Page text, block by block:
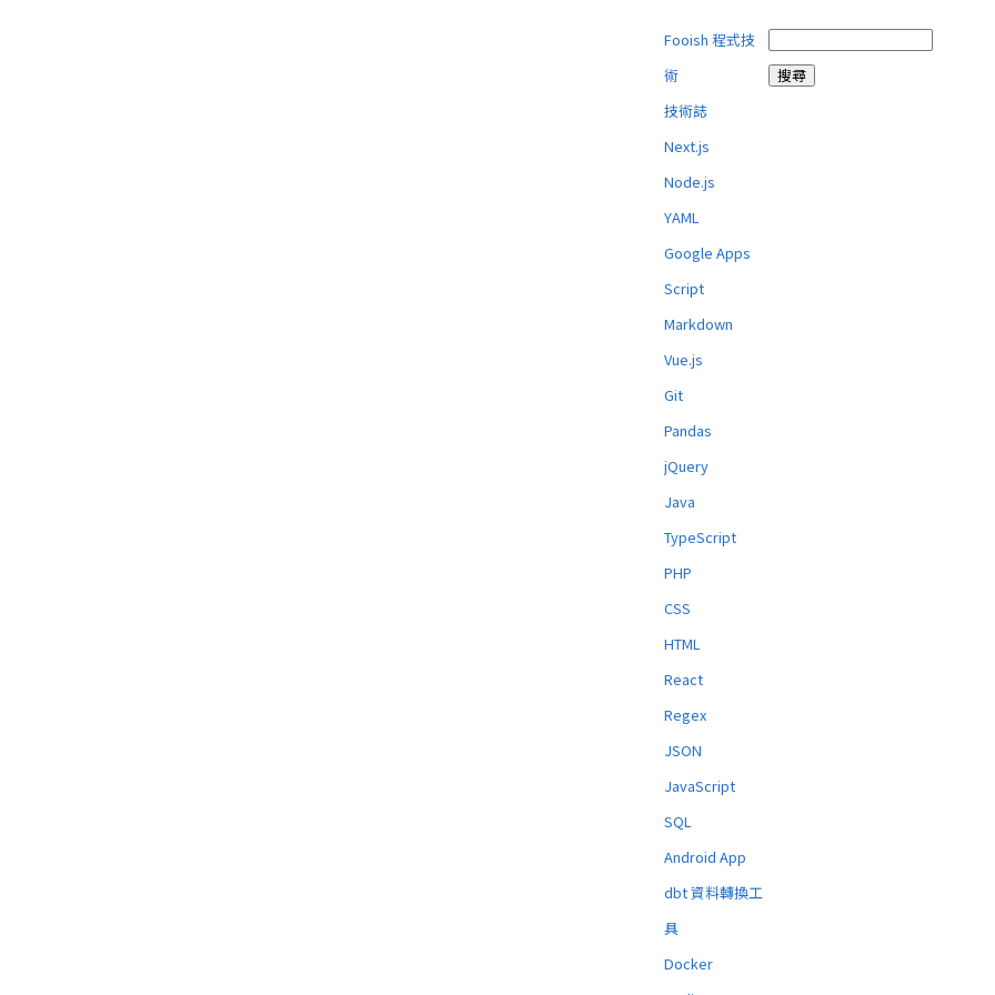
Fooish 程式技
術
技術誌
Next.js
Node.js
YAML
Google Apps
Script
Markdown
Vue.js
Git
Pandas
jQuery
Java
TypeScript
PHP
CSS
HTML
React
Regex
JSON
JavaScript
SQL
Android App
dbt 資料轉換工
具
Docker